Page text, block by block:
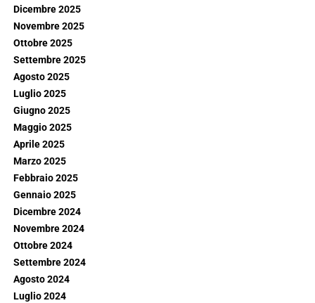
Dicembre 2025
Novembre 2025
Ottobre 2025
Settembre 2025
Agosto 2025
Luglio 2025
Giugno 2025
Maggio 2025
Aprile 2025
Marzo 2025
Febbraio 2025
Gennaio 2025
Dicembre 2024
Novembre 2024
Ottobre 2024
Settembre 2024
Agosto 2024
Luglio 2024